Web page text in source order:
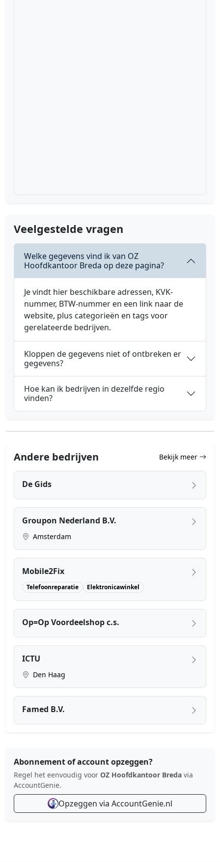
Veelgestelde vragen
Welke gegevens vind ik van OZ
Hoofdkantoor Breda op deze pagina?
Je vindt hier beschikbare adressen, KVK-
nummer, BTW-nummer en een link naar de
website, plus categorieën en tags voor
gerelateerde bedrijven.
Kloppen de gegevens niet of ontbreken er
gegevens?
Hoe kan ik bedrijven in dezelfde regio
vinden?
Andere bedrijven Bekijk meer
De Gids
Groupon Nederland B.V.
Amsterdam
Mobile2Fix
Telefoonreparatie Elektronicawinkel
Op=Op Voordeelshop c.s.
ICTU
Den Haag
Famed B.V.
Abonnement of account opzeggen?
Regel het eenvoudig voor OZ Hoofdkantoor Breda via
AccountGenie.
Opzeggen via AccountGenie.nl